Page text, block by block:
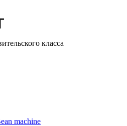
класса
machine